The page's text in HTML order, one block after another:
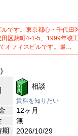
です。東京都心・千代田
区麹町4-1-5、1999年竣
オフィスビルです。最…
)
相談
賃料を知りたい
12ヶ月
無
期
2026/10/29